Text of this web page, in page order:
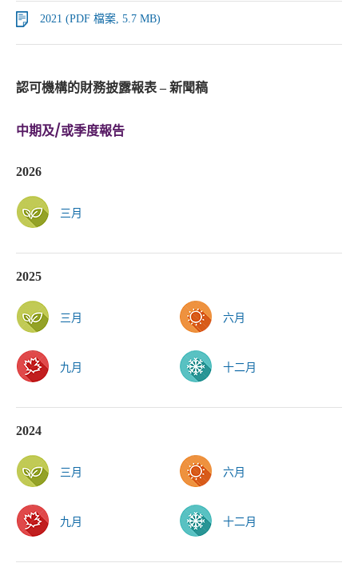
2021 (PDF 檔案, 5.7 MB)
認可機構的財務披露報表 – 新聞稿
中期及/或季度報告
2026
三月
2025
三月 六月
九月 十二月
2024
三月 六月
九月 十二月